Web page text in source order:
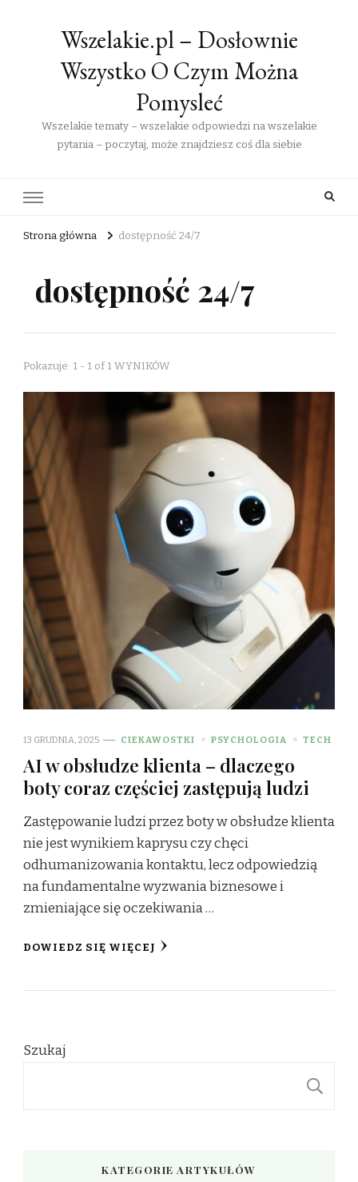
Wszelakie.pl – Dosłownie
Wszystko O Czym Można
Pomysleć
Wszelakie tematy – wszelakie odpowiedzi na wszelakie
pytania – poczytaj, może znajdziesz coś dla siebie
Strona główna dostępność 24/7
dostępność 24/7
Pokazuje: 1 - 1 of 1 WYNIKÓW
13 GRUDNIA, 2025 CIEKAWOSTKI PSYCHOLOGIA TECH
AI w obsłudze klienta – dlaczego
boty coraz częściej zastępują ludzi
Zastępowanie ludzi przez boty w obsłudze klienta
nie jest wynikiem kaprysu czy chęci
odhumanizowania kontaktu, lecz odpowiedzią
na fundamentalne wyzwania biznesowe i
zmieniające się oczekiwania …
DOWIEDZ SIĘ WIĘCEJ
Szukaj
KATEGORIE ARTYKUŁÓW